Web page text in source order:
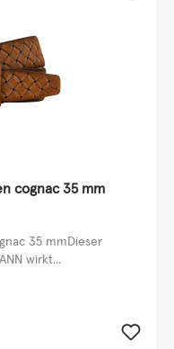
cognac 35 mm
35 mmDieser
wirkt...